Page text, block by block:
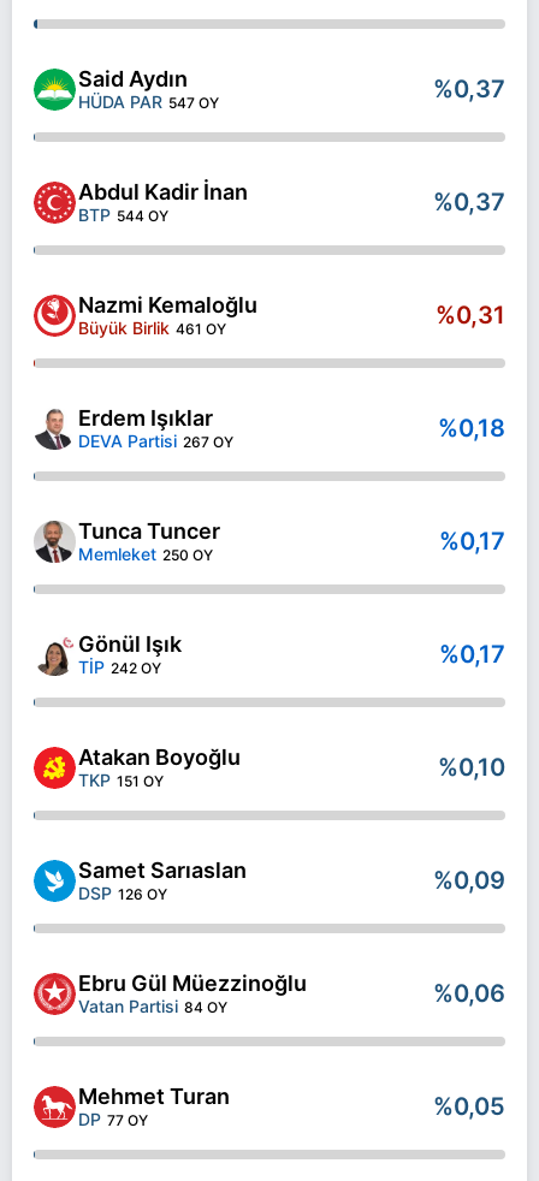
Said Aydın
HÜDA PAR 547 OY %0,37
Abdul Kadir İnan
BTP 544 OY %0,37
Nazmi Kemaloğlu
Büyük Birlik 461 OY %0,31
Erdem Işıklar
DEVA Partisi 267 OY %0,18
Tunca Tuncer
Memleket 250 OY %0,17
Gönül Işık
TİP 242 OY %0,17
Atakan Boyoğlu
TKP 151 OY %0,10
Samet Sarıaslan
DSP 126 OY %0,09
Ebru Gül Müezzinoğlu
Vatan Partisi 84 OY %0,06
Mehmet Turan
DP 77 OY %0,05